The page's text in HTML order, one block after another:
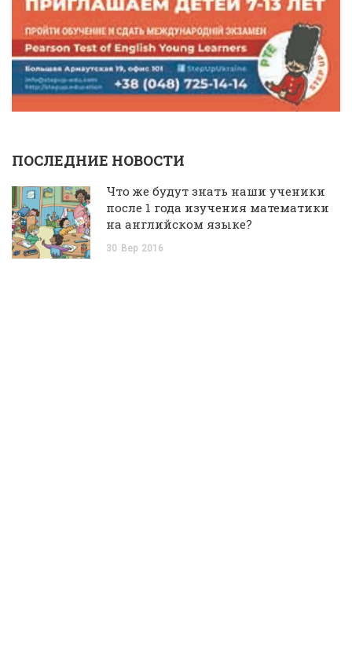
ПОСЛЕДНИЕ НОВОСТИ
Что же будут знать наши ученики
после 1 года изучения математики
на английском языке?
30 Вер 2016